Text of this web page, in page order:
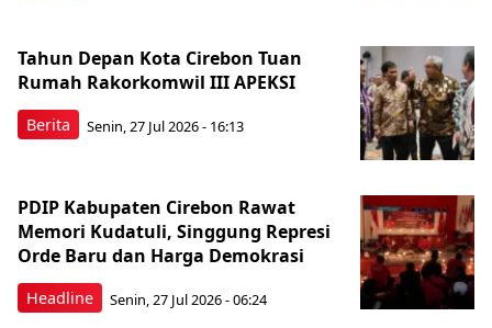
Berita
Tahun Depan Kota Cirebon Tuan
Rumah Rakorkomwil III APEKSI
Senin, 27 Jul 2026 - 16:13
Headline
PDIP Kabupaten Cirebon Rawat
Memori Kudatuli, Singgung Represi
Orde Baru dan Harga Demokrasi
Senin, 27 Jul 2026 - 06:24